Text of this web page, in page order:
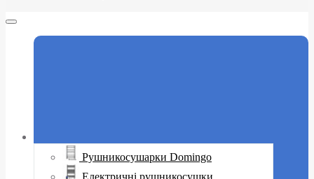
Рушникосушарки Domingo
Електричні рушникосушки